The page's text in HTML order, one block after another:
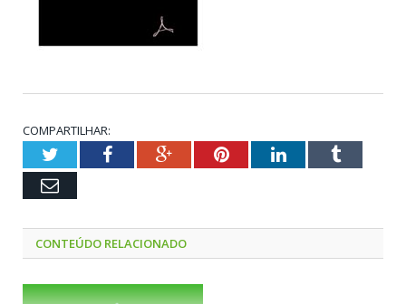
COMPARTILHAR:
TwitterFacebookGoogle+PinterestLinkedInTumblr
Email
CONTEÚDO RELACIONADO